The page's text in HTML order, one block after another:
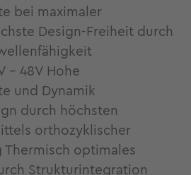
bei maximaler
Design-Freiheit durch
- 48V Hohe
und Dynamik
durch höchsten
orthozyklischer
Thermisch optimales
Strukturintegration